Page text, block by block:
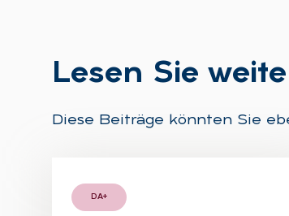
Le­sen Sie
Diese Beiträge könnten Sie
DA+